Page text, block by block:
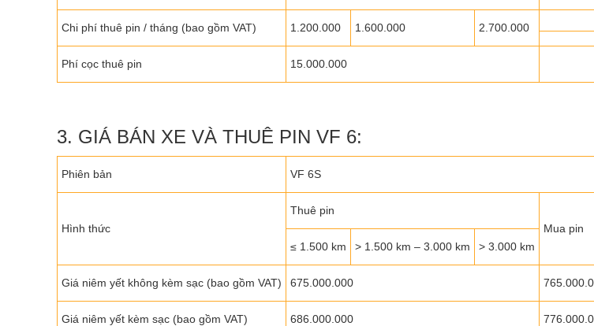
Chi phí thuê pin / tháng (bao gồm VAT) 1.200.000 1.600.000 2.700.000
Phí cọc thuê pin 15.000.000
3. GIÁ BÁN XE VÀ THUÊ PIN VF 6:
Phiên bản VF 6S
Hình thức
Thuê pin
Mua pin
≤ 1.500 km
> 1.500 km – 3.000 km > 3.000 km
Giá niêm yết không kèm sạc (bao gồm VAT) 675.000.000
Giá niêm yết kèm sạc (bao gồm VAT) 686.000.000